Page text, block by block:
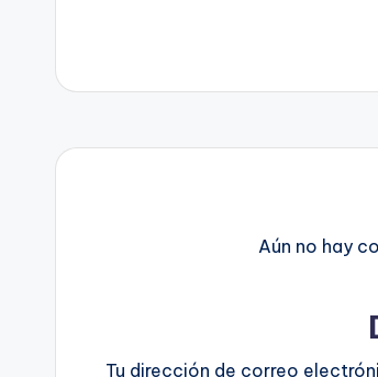
Aún no hay
Tu dirección de correo